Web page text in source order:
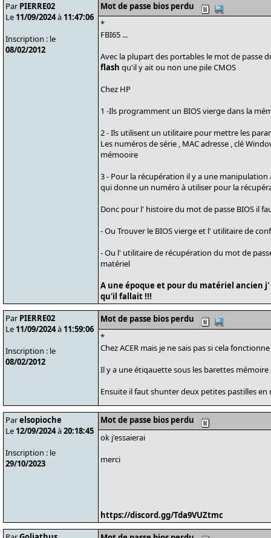
Par PIERRE02
Le 11/09/2024à 11:47:06
Inscription : le
08/02/2012
Mot de passe bios perdu
*
FBI65 ...
Avec la plupart des portables le mot de passe
flash qu'il y ait ou non une pile CMOS
Chez HP
1 -Ils programment un BIOS vierge dans la
2 - Ils utilisent un utilitaire pour mettre les
Les numéros de série , MAC adresse , clé
mémooire
3 - Pour la récupération il y a une
qui donne un numéro à utiliser pour la
Donc pour l' histoire du mot de passe BIOS il
- Ou Trouver le BIOS vierge et l' utilitaire de
- Ou l' utilitaire de récupération du mot de
matériel
A une époque et pour du matériel ancien
qu'il fallait !!!
Par PIERRE02
Le 11/09/2024à 11:59:06
Inscription : le
08/02/2012
Mot de passe bios perdu
*
Chez ACER mais je ne sais pas si cela
Il y a une étiqauette sous les barettes
Ensuite il faut shunter deux petites pastilles
Parelsopioche
Le 12/09/2024à20:18:45
Inscription : le
29/10/2023
Mot de passe bios perdu
ok j'essaierai
merci
https://discord.gg/Tda9VUZtmc